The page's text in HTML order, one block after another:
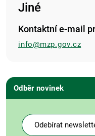
Jiné
Kontaktní e-mail
info@mzp.gov.cz
Odběr novinek
Odebírat